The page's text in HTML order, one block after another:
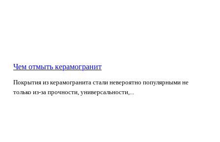
Чем отмыть керамогранит
Покрытия из керамогранита стали невероятно популярными не
только из-за прочности, универсальности,...